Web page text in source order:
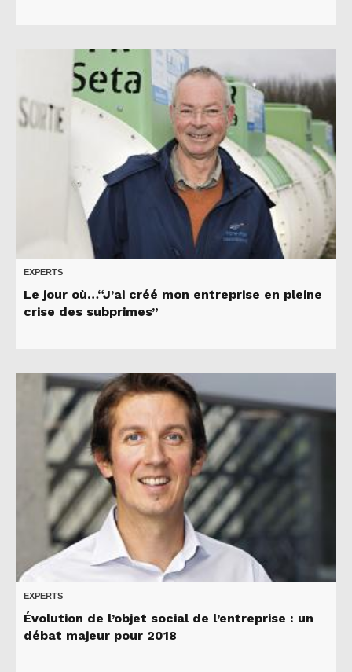
EXPERTS
Le jour où…“J’ai créé mon entreprise en pleine
crise des subprimes”
EXPERTS
Évolution de l’objet social de l’entreprise : un
débat majeur pour 2018